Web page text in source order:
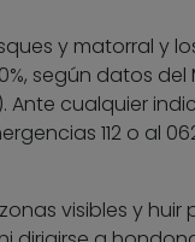
y matorral y
según datos del
Ante cualquier
112 o al
visibles y huir